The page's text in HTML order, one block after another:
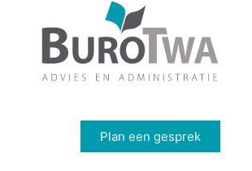
Plan een gesprek